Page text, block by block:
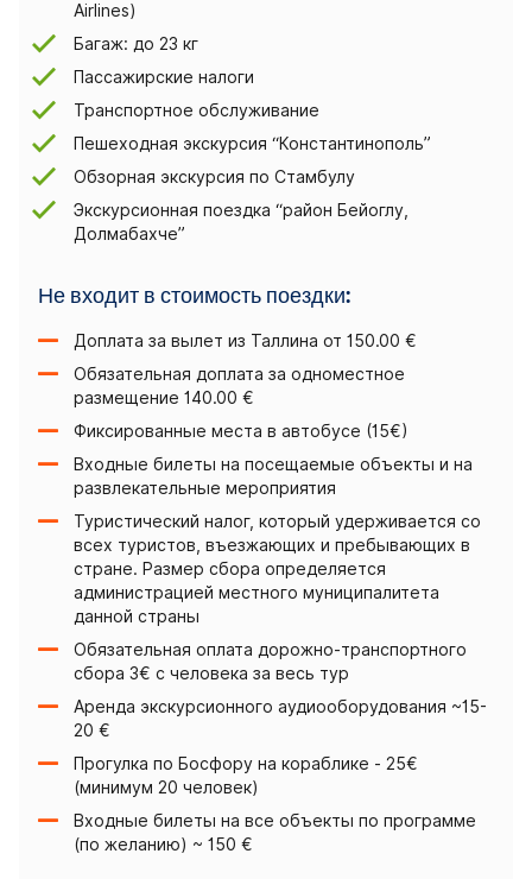
Airlines)
Багаж: до 23 кг
Пассажирские налоги
Транспортное обслуживание
Пешеходная экскурсия “Константинополь”
Обзорная экскурсия по Стамбулу
Экскурсионная поездка “район Бейоглу,
Долмабахче”
Не входит в стоимость поездки:
Доплата за вылет из Таллина от 150.00 €
Обязательная доплата за одноместное
размещение 140.00 €
Фиксированные места в автобусе (15€)
Входные билеты на посещаемые объекты и на
развлекательные мероприятия
Туристический налог, который удерживается со
всех туристов, въезжающих и пребывающих в
стране. Размер сбора определяется
администрацией местного муниципалитета
данной страны
Обязательная оплата дорожно-транспортного
сбора 3€ с человека за весь тур
Аренда экскурсионного аудиооборудования ~15-
20 €
Прогулка по Босфору на кораблике - 25€
(минимум 20 человек)
Входные билеты на все объекты по программе
(по желанию) ~ 150 €